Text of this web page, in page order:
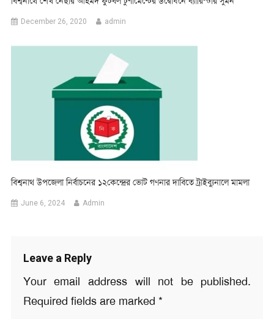
December 26, 2020 admin
বিশ্বনাথ উপজেলা নির্বাচনের ১২কেন্দ্রের ভোট গণনার দাবিতে ট্রাইব্যুনালে মামলা
June 6, 2024 Admin
Leave a Reply
Your email address will not be published.
Required fields are marked *